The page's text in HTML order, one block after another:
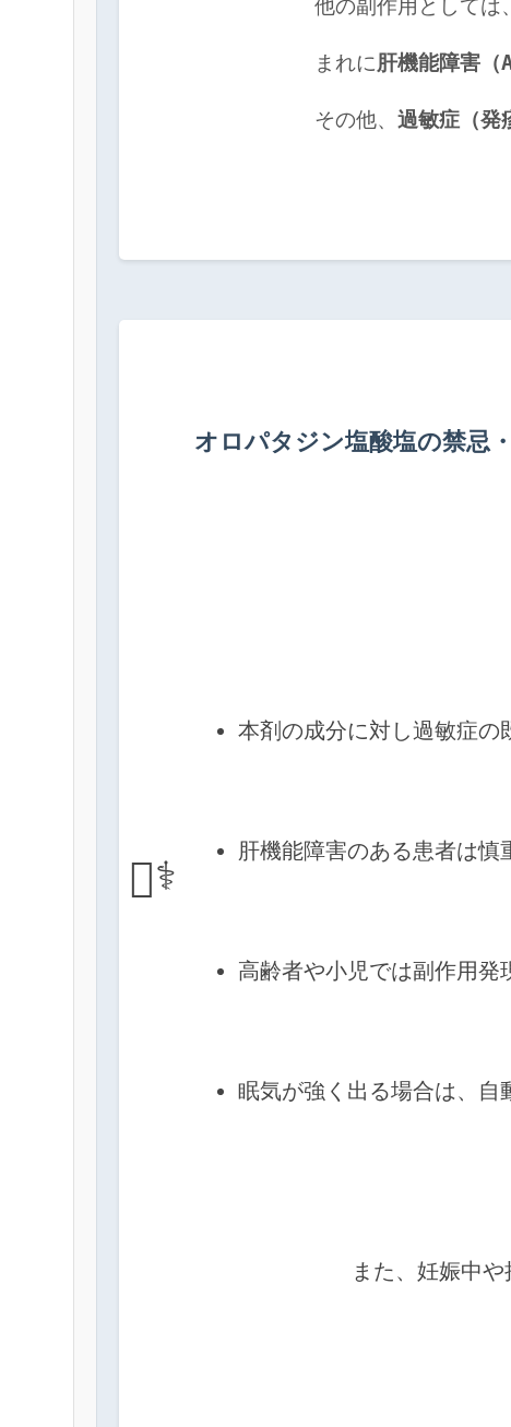
他の副作用としては
            まれに
肝機能障害（
            その他、
過敏症（発
👩‍⚕️
オロパタジン塩酸塩の禁忌
本剤の成分に対し過敏症の
肝機能障害のある患者は
高齢者や小児では副作用
眠気が強く出る場合は、
また、妊娠中や